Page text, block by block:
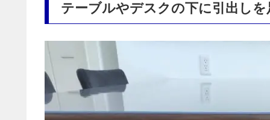
テーブルやデスクの下に引出しを